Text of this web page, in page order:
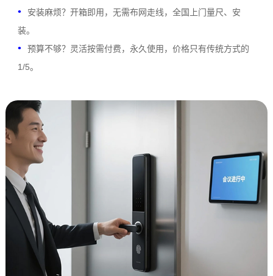
安装麻烦？开箱即用，无需布网走线，全国上门量尺、安
装。
预算不够？灵活按需付费，永久使用，价格只有传统方式的
1/5。